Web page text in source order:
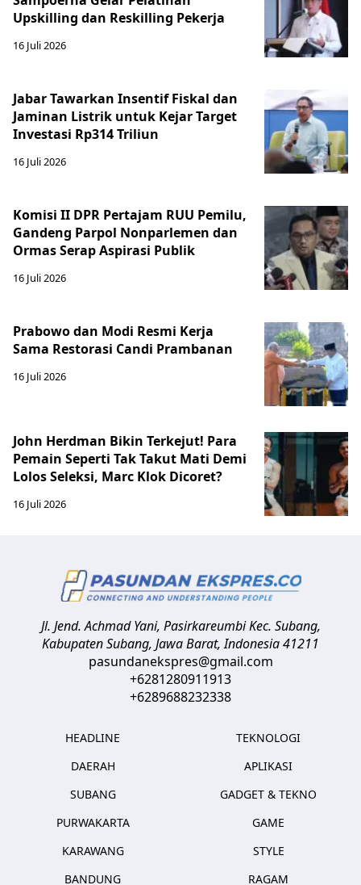
Upskilling dan Reskilling Pekerja
16 Juli 2026
Jabar Tawarkan Insentif Fiskal dan
Jaminan Listrik untuk Kejar Target
Investasi Rp314 Triliun
16 Juli 2026
Komisi II DPR Pertajam RUU Pemilu,
Gandeng Parpol Nonparlemen dan
Ormas Serap Aspirasi Publik
16 Juli 2026
Prabowo dan Modi Resmi Kerja
Sama Restorasi Candi Prambanan
16 Juli 2026
John Herdman Bikin Terkejut! Para
Pemain Seperti Tak Takut Mati Demi
Lolos Seleksi, Marc Klok Dicoret?
16 Juli 2026
Jl. Jend. Achmad Yani, Pasirkareumbi Kec. Subang,
Kabupaten Subang, Jawa Barat,Indonesia41211
pasundanekspres@gmail.com
+6281280911913
+6289688232338
HEADLINE
DAERAH
SUBANG
PURWAKARTA
KARAWANG
BANDUNG
TEKNOLOGI
APLIKASI
GADGET & TEKNO
GAME
STYLE
RAGAM